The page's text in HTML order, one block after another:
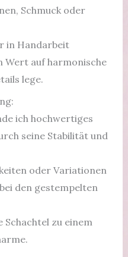
Schmuck oder
in Handarbeit
auf harmonische
lege.
ich hochwertiges
seine Stabilität und
oder Variationen
den gestempelten
Schachtel zu einem